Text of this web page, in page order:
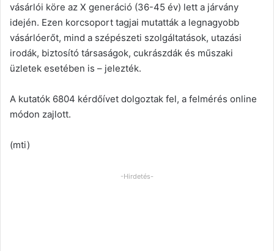
vásárlói köre az X generáció (36-45 év) lett a járvány
idején. Ezen korcsoport tagjai mutatták a legnagyobb
vásárlóerőt, mind a szépészeti szolgáltatások, utazási
irodák, biztosító társaságok, cukrászdák és műszaki
üzletek esetében is – jelezték.
A kutatók 6804 kérdőívet dolgoztak fel, a felmérés online
módon zajlott.
(mti)
-Hirdetés-